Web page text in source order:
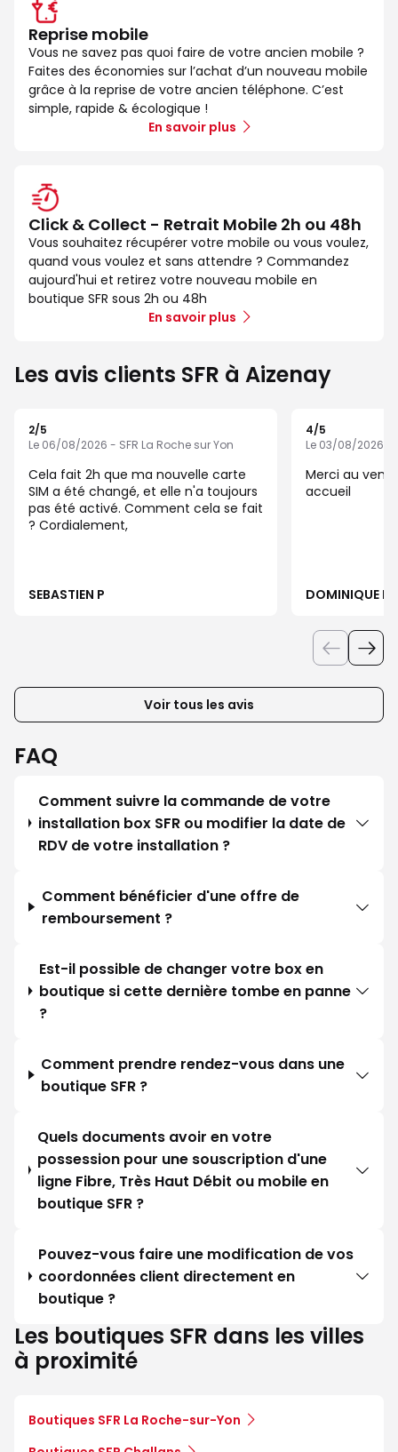
Reprise mobile
Vous ne savez pas quoi faire de votre ancien mobile ?
Faites des économies sur l’achat d’un nouveau mobile
grâce à la reprise de votre ancien téléphone. C’est
simple, rapide & écologique !
En savoir plus
Click & Collect - Retrait Mobile 2h ou 48h
Vous souhaitez récupérer votre mobile ou vous voulez,
quand vous voulez et sans attendre ? Commandez
aujourd'hui et retirez votre nouveau mobile en
boutique SFR sous 2h ou 48h
En savoir plus
Les avis clients SFR à Aizenay
2/5
Le 06/08/2026 - SFR La Roche sur Yon
Cela fait 2h que ma nouvelle carte
SIM a été changé, et elle n'a toujours
pas été activé. Comment cela se fait
? Cordialement,
SEBASTIEN P
4/5
Le 03/08/2026 -
Merci au
accueil
DOMINIQUE R
Voir tous les avis
FAQ
Comment suivre la commande de votre
installation box SFR ou modifier la date de
RDV de votre installation ?
Comment bénéficier d'une offre de
remboursement ?
Est-il possible de changer votre box en
boutique si cette dernière tombe en panne
?
Comment prendre rendez-vous dans une
boutique SFR ?
Quels documents avoir en votre
possession pour une souscription d'une
ligne Fibre, Très Haut Débit ou mobile en
boutique SFR ?
Pouvez-vous faire une modification de vos
coordonnées client directement en
boutique ?
Les boutiques SFR dans les villes
à proximité
Boutiques SFR La Roche-sur-Yon